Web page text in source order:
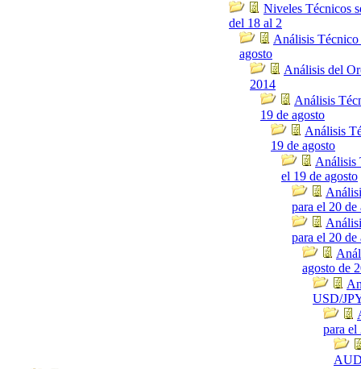
Niveles Técnicos
del 18 al 2
Análisis
agosto
Análisis del
2014
Análisis
19 de agosto
Análisis
19 de agosto
Análisis
el 19 de agosto
para el 20 de
para el 20 de
agosto de
USD/
para el